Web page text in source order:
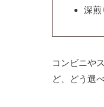
深煎
コンビニや
ど、どう選